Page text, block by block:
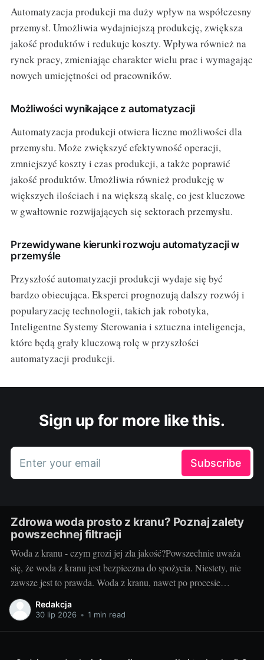
Automatyzacja produkcji ma duży wpływ na współczesny
przemysł. Umożliwia wydajniejszą produkcję, zwiększa
jakość produktów i redukuje koszty. Wpływa również na
rynek pracy, zmieniając charakter wielu prac i wymagając
nowych umiejętności od pracowników.
Możliwości wynikające z automatyzacji
Automatyzacja produkcji otwiera liczne możliwości dla
przemysłu. Może zwiększyć efektywność operacji,
zmniejszyć koszty i czas produkcji, a także poprawić
jakość produktów. Umożliwia również produkcję w
większych ilościach i na większą skalę, co jest kluczowe
w gwałtownie rozwijających się sektorach przemysłu.
Przewidywane kierunki rozwoju automatyzacji w
przemyśle
Przyszłość automatyzacji produkcji wydaje się być
bardzo obiecująca. Eksperci prognozują dalszy rozwój i
popularyzację technologii, takich jak robotyka,
Inteligentne Systemy Sterowania i sztuczna inteligencja,
które będą grały kluczową rolę w przyszłości
automatyzacji produkcji.
Sign up for more like this.
Enter your email Subscribe
Zdrowa woda prosto z kranu? Poznaj zalety
powszechnej filtracji
Woda z kranu - czym grozi jej zła jakość?Powszechnie uważa
się, że woda z kranu jest bezpieczna do spożycia. Niestety, nie
zawsze jest to prawda. Woda z kranu, nawet po procesie
oczyszczania i uzdatniania, może zawierać szereg
niebezpiecznych substancji, takich jak metale ciężkie,
Redakcja
30 lip 2026 • 1 min read